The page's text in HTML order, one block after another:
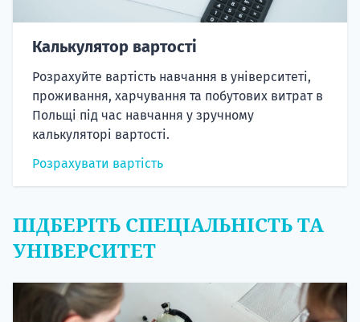
Калькулятор вартості
Розрахуйте вартість навчання в університеті,
проживання, харчування та побутових витрат в
Польщі під час навчання у зручному
калькуляторі вартості.
Розрахувати вартість
ПІДБЕРІТЬ СПЕЦІАЛЬНІСТЬ ТА
УНІВЕРСИТЕТ